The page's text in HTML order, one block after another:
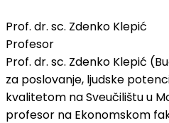
Prof. dr. sc. Zdenko Klepić
Profesor
Prof. dr. sc. Zdenko Klepić
za poslovanje, ljudske
kvalitetom na Sveučilištu u
profesor na Ekonomskom